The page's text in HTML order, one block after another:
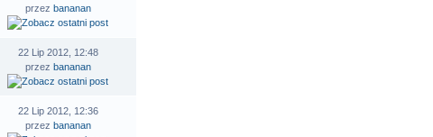
przez bananan
22 Lip 2012, 12:48
przez bananan
22 Lip 2012, 12:36
przez bananan